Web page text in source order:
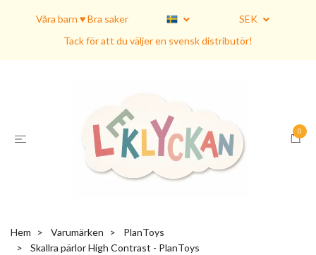
Våra barn ♥ Bra saker
SEK
Tack för att du väljer en svensk distributör!
0
Hem Varumärken
PlanToys
Skallra pärlor High Contrast - PlanToys